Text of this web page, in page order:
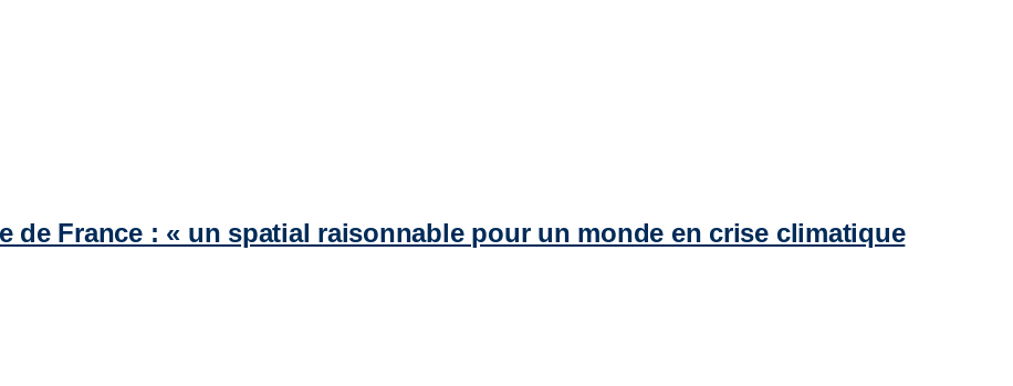
de France : « un spatial raisonnable pour un monde en crise climatique